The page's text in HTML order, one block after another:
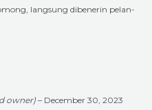
langsung dibenerin pelan-
owner)– December 30, 2023